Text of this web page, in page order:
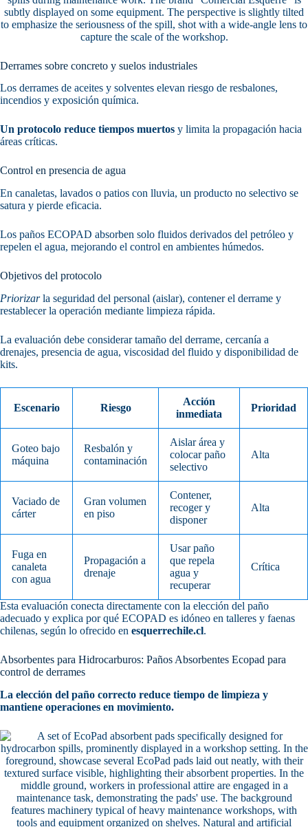
Derrames sobre concreto y suelos industriales
Los derrames de aceites y solventes elevan riesgo de resbalones,
incendios y exposición química.
Un protocolo reduce tiempos muertos y limita la propagación hacia
áreas críticas.
Control en presencia de agua
En canaletas, lavados o patios con lluvia, un producto no selectivo se
satura y pierde eficacia.
Los paños ECOPAD absorben solo fluidos derivados del petróleo y
repelen el agua, mejorando el control en ambientes húmedos.
Objetivos del protocolo
Priorizarla seguridad del personal (aislar), contener el derrame y
restablecer la operación mediante limpieza rápida.
La evaluación debe considerar tamaño del derrame, cercanía a
drenajes, presencia de agua, viscosidad del fluido y disponibilidad de
kits.
Escenario Riesgo
Acción
inmediata
Prioridad
Goteo bajo
máquina
Resbalón y
contaminación
Aislar área y
colocar paño
selectivo
Alta
Vaciado de
cárter
Gran volumen
en piso
Contener,
recoger y
disponer
Alta
Fuga en
canaleta
con agua
Propagación a
drenaje
Usar paño
que repela
agua y
recuperar
Crítica
Esta evaluación conecta directamente con la elección del paño
adecuado y explica por qué ECOPAD es idóneo en talleres y faenas
chilenas, según lo ofrecido en esquerrechile.cl.
Absorbentes para Hidrocarburos: Paños Absorbentes Ecopad para
control de derrames
La elección del paño correcto reduce tiempo de limpieza y
mantiene operaciones en movimiento.